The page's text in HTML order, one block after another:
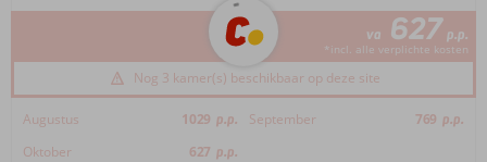
va 627 p.p.
*incl. alle verplichte kosten
Nog 3 kamer(s) beschikbaar op deze site
Augustus 1029 p.p. September 769 p.p.
Oktober
627 p.p.